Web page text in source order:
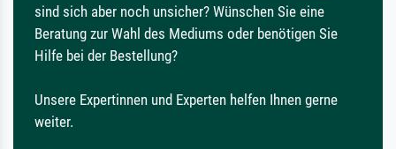
sind sich aber noch unsicher? Wünschen Sie eine
Beratung zur Wahl des Mediums oder benötigen Sie
Hilfe bei der Bestellung?
Unsere Expertinnen und Experten helfen Ihnen gerne
weiter.